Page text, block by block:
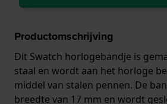
Productomschrijving
Dit Swatch horlogebandje is
staal en wordt aan het horloge
middel van stalen pennen. De
breedte van 17 mm en wordt